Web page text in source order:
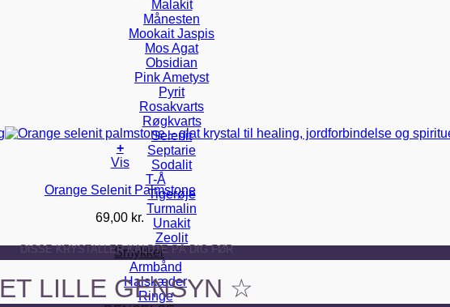
Malakit
Månesten
Mookait Jaspis
Mos Agat
Obsidian
Pink Ametyst
Pyrit
Rosakvarts
Røgkvarts
Selenit
Septarie
Sodalit
T-Å
Tigerøje
Turmalin
Unakit
Zeolit
Smykker
Armbånd
Halskæder
Ringe
+
Vis
Orange Selenit Palmstone
69,00 kr.
DISSE KRYSTALLER KALDTE PÅ DIG FØR
ET LILLE GENSYN ☆